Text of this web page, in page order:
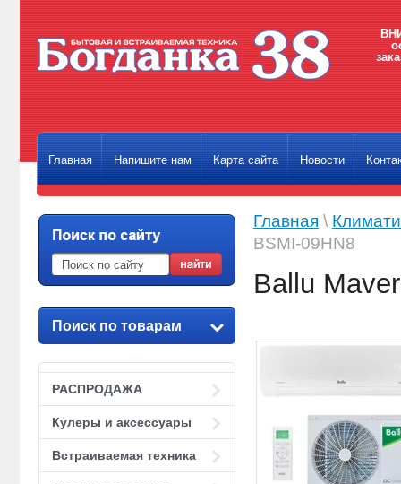
Главная Напишите нам Карта сайта Новости
Поиск по товарам
РАСПРОДАЖА
Кулеры и аксессуары
Встраиваемая техника
Главная \
BSMI-09HN8
Ballu